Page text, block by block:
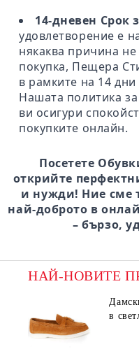
14-дневен Срок
удовлетворение е
някаква причина
покупка, Пещера
в рамките на 14 дни
Нашата политика
ви осигури
покупките онлайн.
Посетете
открийте
и нужди! Ние сме
най-доброто в
– бързо,
НАЙ-НОВИТЕ
в